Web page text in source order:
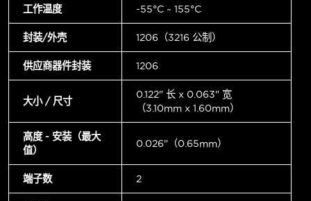
工作温度 -55°C ~ 155°C
封装/外壳 1206（3216 公制）
供应商器件封装 1206
大小 / 尺寸
0.122" 长 x 0.063" 宽
（3.10mm x 1.60mm）
高度 - 安装（最大
值）
0.026"（0.65mm）
端子数 2